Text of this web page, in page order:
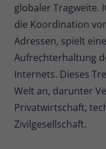
globaler Tragweite.
die Koordination
Adressen, spielt
Aufrechterhaltung
Internets. Dieses
Welt an, darunter
Privatwirtschaft,
Zivilgesellschaft.
Zweck
Wird
den
Name
Anbieter
Laufzeit 30